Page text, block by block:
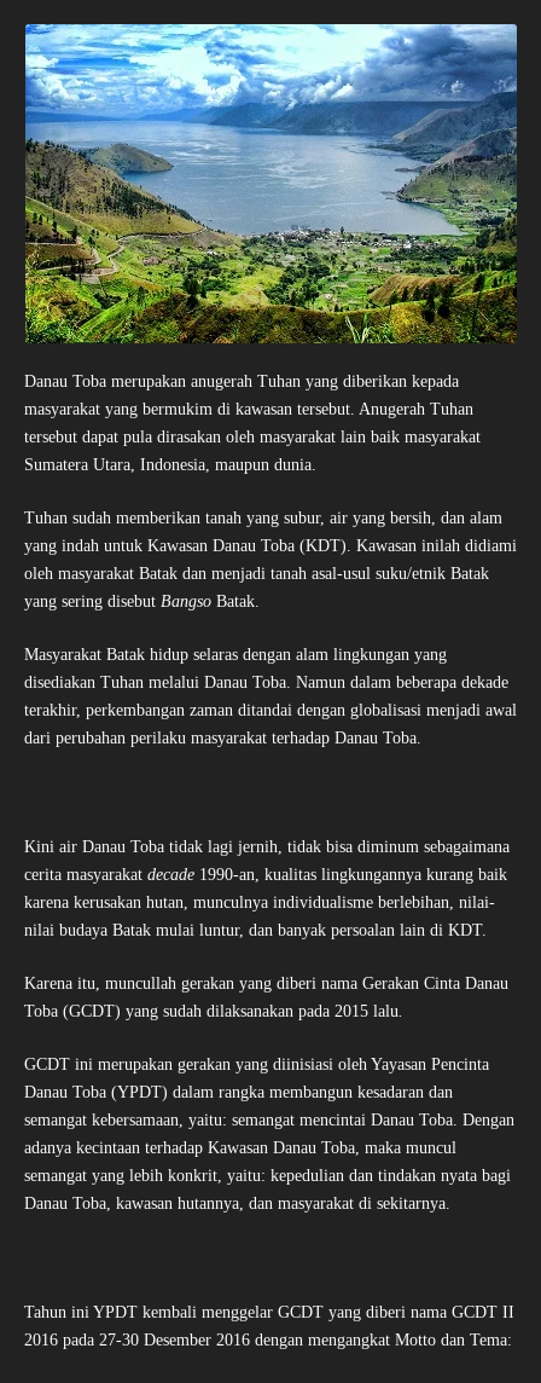
Danau Toba merupakan anugerah Tuhan yang diberikan kepada
masyarakat yang bermukim di kawasan tersebut. Anugerah Tuhan
tersebut dapat pula dirasakan oleh masyarakat lain baik masyarakat
Sumatera Utara, Indonesia, maupun dunia.
Tuhan sudah memberikan tanah yang subur, air yang bersih, dan alam
yang indah untuk Kawasan Danau Toba (KDT). Kawasan inilah didiami
oleh masyarakat Batak dan menjadi tanah asal-usul suku/etnik Batak
yang sering disebut Bangso Batak.
Masyarakat Batak hidup selaras dengan alam lingkungan yang
disediakan Tuhan melalui Danau Toba. Namun dalam beberapa dekade
terakhir, perkembangan zaman ditandai dengan globalisasi menjadi awal
dari perubahan perilaku masyarakat terhadap Danau Toba.
Kini air Danau Toba tidak lagi jernih, tidak bisa diminum sebagaimana
cerita masyarakat decade 1990-an, kualitas lingkungannya kurang baik
karena kerusakan hutan, munculnya individualisme berlebihan, nilai-
nilai budaya Batak mulai luntur, dan banyak persoalan lain di KDT.
Karena itu, muncullah gerakan yang diberi nama Gerakan Cinta Danau
Toba (GCDT) yang sudah dilaksanakan pada 2015 lalu.
GCDT ini merupakan gerakan yang diinisiasi oleh Yayasan Pencinta
Danau Toba (YPDT) dalam rangka membangun kesadaran dan
semangat kebersamaan, yaitu: semangat mencintai Danau Toba. Dengan
adanya kecintaan terhadap Kawasan Danau Toba, maka muncul
semangat yang lebih konkrit, yaitu: kepedulian dan tindakan nyata bagi
Danau Toba, kawasan hutannya, dan masyarakat di sekitarnya.
Tahun ini YPDT kembali menggelar GCDT yang diberi nama GCDT II
2016 pada 27-30 Desember 2016 dengan mengangkat Motto dan Tema: